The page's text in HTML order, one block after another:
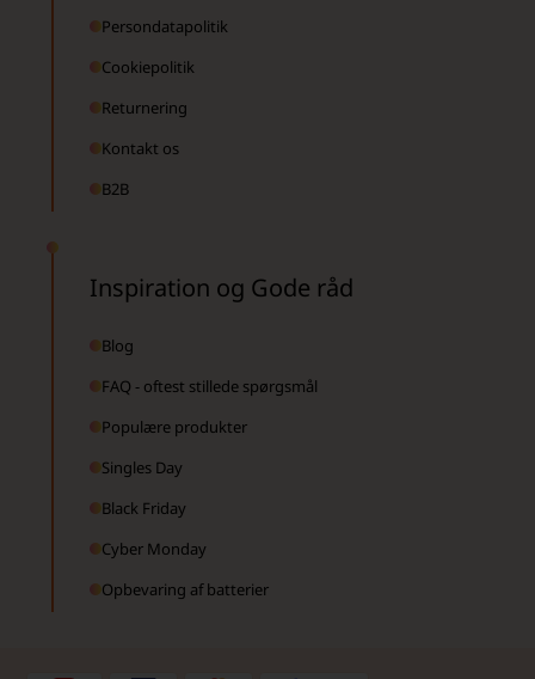
Persondatapolitik
Cookiepolitik
Returnering
Kontakt os
B2B
Inspiration og Gode råd
Blog
FAQ - oftest stillede spørgsmål
Populære produkter
Singles Day
Black Friday
Cyber Monday
Opbevaring af batterier